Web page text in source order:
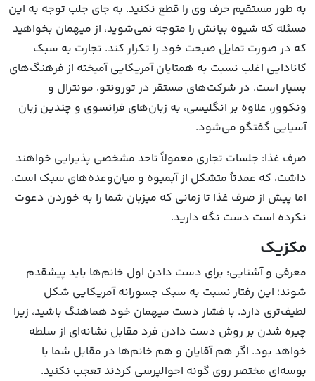
به طور مستقیم حرف وی را قطع نکنید. به جای جلب توجه به این
مسئله که شیوه بیانش را متوجه نمی‌شوید، از میهمان بخواهید
که در صورت تمایل صبحت خود را تکرار کند. تجارت به سبک
کانادایی اغلب نسبت به همتایان آمریکایی آمیخته از فرهنگ‌های
بسیار است. در شرکت‌های مستقر در تورونتو، مونترال و
ونکوور، علاوه بر انگلیسی، به زبان‌های فرانسوی و چندین زبان
آسیایی گفتگو می‌شود.
صرف غذا: جلسات تجاری معمولاً تاحد مشخصی پذیرایی خواهند
داشت، که عمدتاً متشکل از آبمیوه و میان‌وعده‌های سبک است.
اما پیش از صرف غذا تا زمانی که میزبان شما را به خوردن دعوت
نکرده است دست نگه دارید.
مکزیک
معرفی و آشنایی: برای دست دادن اول خانم‌ها باید پیشقدم
شوند؛ این رفتار نسبت به سبک جسورانه آمریکایی شکل
لطیف‌تری دارد. با فشار دست میهمان خود هماهنگ باشید، زیرا
چیره شدن بر روش دست دادن فرد مقابل نشانه‌ای از سلطه
خواهد بود. اگر هم آقایان و هم خانم‌ها در مقابل شما با
بوسه‌ای مختصر روی گونه احوالپرسی کردند تعجب نکنید.